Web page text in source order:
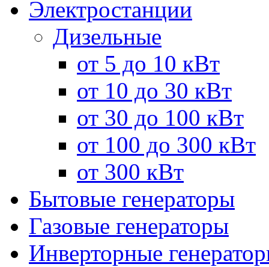
Электростанции
Дизельные
от 5 до 10 кВт
от 10 до 30 кВт
от 30 до 100 кВт
от 100 до 300 кВт
от 300 кВт
Бытовые генераторы
Газовые генераторы
Инверторные